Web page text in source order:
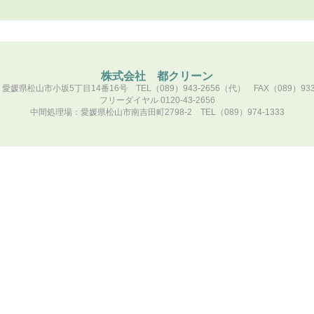
株式会社 都クリーン
愛媛県松山市小坂5丁目14番16号 TEL（089）943-2656（代） FAX（089）
フリーダイヤル 0120-43-2656
中間処理場：愛媛県松山市南吉田町2798-2 TEL（089）974-1333